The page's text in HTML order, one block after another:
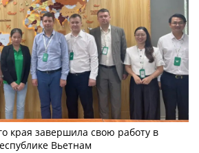
края завершила свою работу в
Вьетнам